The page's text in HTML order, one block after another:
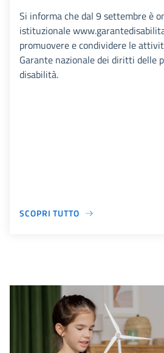
Si informa che dal 9 settembre è
istituzionale
promuovere e condividere le
Garante nazionale dei diritti delle
disabilità.
SCOPRI TUTTO